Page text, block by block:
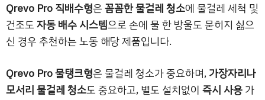
Qrevo Pro 직배수형은꼼꼼한 물걸레 청소에 물걸레 세척 및
건조도자동 배수 시스템으로 손에 물 한 방울도 묻히지 싫으
신 경우 추천하는 노동 해당 제품입니다.
Qrevo Pro 물탱크형은 물걸레 청소가 중요하며,가장자리나
모서리 물걸레 청소도 중요하고, 별도 설치없이 즉시 사용가